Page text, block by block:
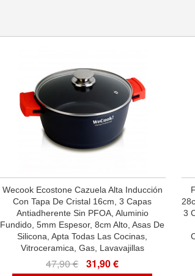
Wecook Ecostone Cazuela Alta Inducción
Con Tapa De Cristal 16cm, 3 Capas
Antiadherente Sin PFOA, Aluminio
Fundido, 5mm Espesor, 8cm Alto, Asas De
Silicona, Apta Todas Las Cocinas,
Vitroceramica, Gas, Lavavajillas
47,90 € 31,90 €
3